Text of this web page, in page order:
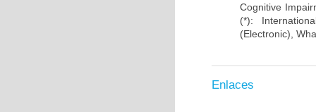
Cognitive
(*):
(Electronic),
Enlaces